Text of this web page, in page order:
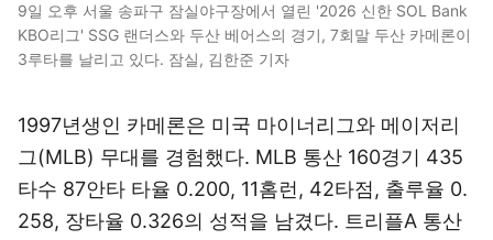
9일 오후 서울 송파구 잠실야구장에서 열린 '2026 신한 SOL Bank
KBO리그' SSG 랜더스와 두산 베어스의 경기, 7회말 두산 카메론이
3루타를 날리고 있다. 잠실, 김한준 기자
1997년생인 카메론은 미국 마이너리그와 메이저리
그(MLB) 무대를 경험했다. MLB 통산 160경기 435
타수 87안타 타율 0.200, 11홈런, 42타점, 출루율 0.
258, 장타율 0.326의 성적을 남겼다. 트리플A 통산